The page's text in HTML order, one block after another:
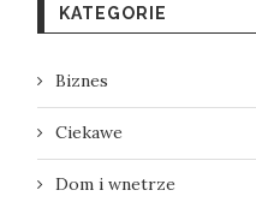
KATEGORIE
Biznes
Ciekawe
Dom i wnetrze